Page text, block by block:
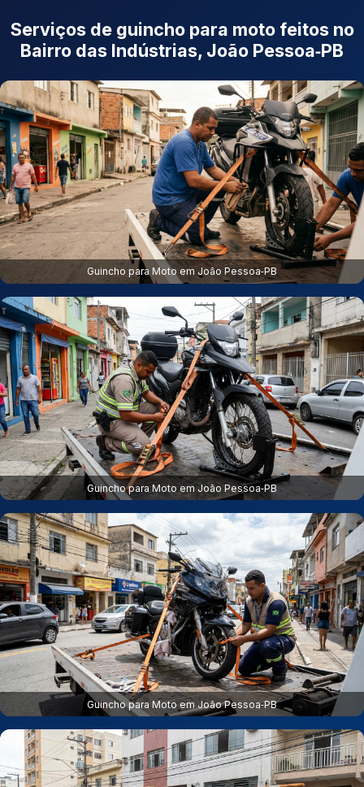
Serviços de guincho para moto feitos no
Bairro das Indústrias, João Pessoa‑PB
Guincho para Moto em João Pessoa‑PB
Guincho para Moto em João Pessoa‑PB
Guincho para Moto em João Pessoa‑PB